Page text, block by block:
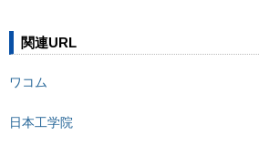
関連URL
ワコム
日本工学院